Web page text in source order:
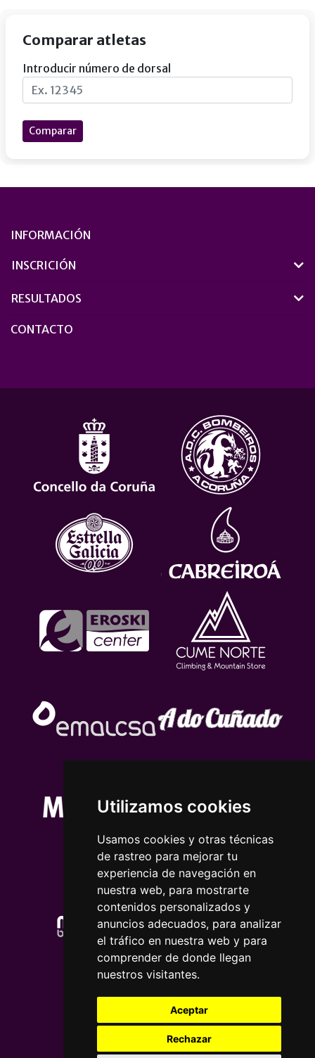
Utilizamos cookies
Usamos cookies y otras técnicas
de rastreo para mejorar tu
experiencia de navegación en
nuestra web, para mostrarte
contenidos personalizados y
anuncios adecuados, para analizar
el tráfico en nuestra web y para
comprender de donde llegan
nuestros visitantes.
Aceptar
Rechazar
Comparar atletas
Introducir número de dorsal
Comparar
INFORMACIÓN
INSCRICIÓN
RESULTADOS
CONTACTO